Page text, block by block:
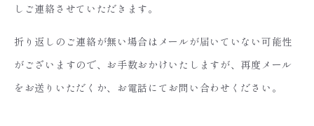
しご連絡させていただきます。
折り返しのご連絡が無い場合はメールが届いていない可能性
がございますので、お手数おかけいたしますが、再度メール
をお送りいただくか、お電話にてお問い合わせください。